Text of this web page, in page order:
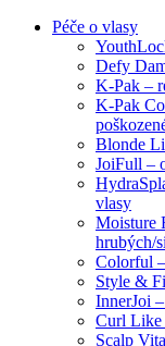
Péče o vlasy
Defy
K-Pak –
K-Pak
Blonde
JoiFull –
vlasy
Moisture
hrubých/
Colorful
Style &
InnerJoi
Curl Like
Scalp